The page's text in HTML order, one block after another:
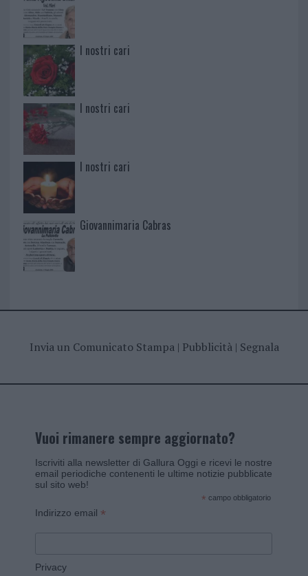
I nostri cari
I nostri cari
I nostri cari
Giovannimaria Cabras
Invia un Comunicato Stampa| Pubblicità| Segnala
Vuoi rimanere sempre aggiornato?
Iscriviti alla newsletter di Gallura Oggi e ricevi le nostre
email periodiche contenenti le ultime notizie pubblicate
sul sito web!
* campo obbligatorio
Indirizzo email *
Privacy